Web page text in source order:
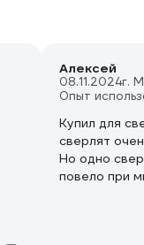
Алексей
08.11.2024г.
Опыт
Купил для
сверлят
Но одно
повело при